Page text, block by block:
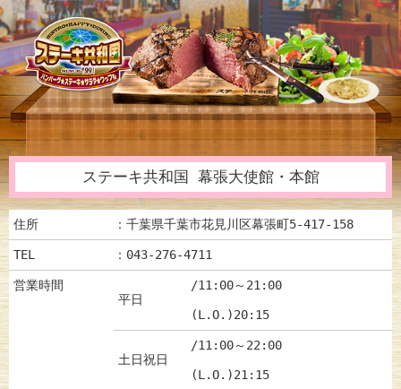
ステーキ共和国 幕張大使館・本館
住所 ：千葉県千葉市花見川区幕張町5-417-158
TEL ：043-276-4711
営業時間
平日
/11:00～21:00
(L.O.)20:15
土日祝日
/11:00～22:00
(L.O.)21:15